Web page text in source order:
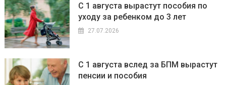
С 1 августа вырастут пособия по
уходу за ребенком до 3 лет
27.07.2026
С 1 августа вслед за БПМ вырастут
пенсии и пособия